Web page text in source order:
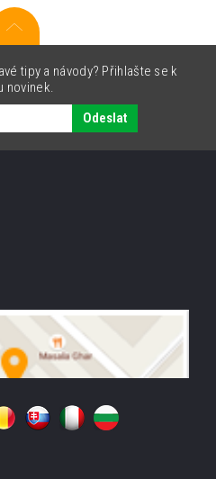
tipy a návody? Přihlašte se k
novinek.
Odeslat